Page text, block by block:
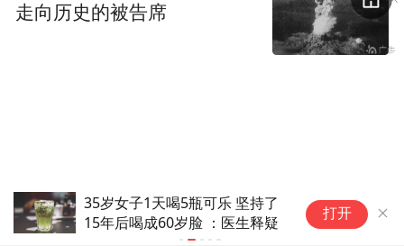
听说西瓜吃多了有害健康 为什
么
打开
走向历史的被告席